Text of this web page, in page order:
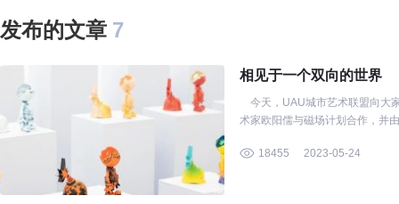
发布的文章 7
相见于一个双向的世界
今天，UAU城市艺术联盟向大
术家欧阳儒与磁场计划合作，并
18455
2023-05-24